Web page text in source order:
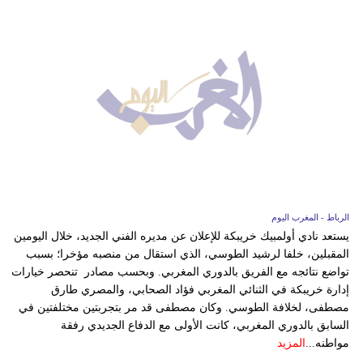
الرباط - المغرب اليوم
يستعد نادي أولمبيك خريبكة للإعلان عن مديره الفني الجديد، خلال اليومين
المقبلين، خلفا لرشيد الطوسي، الذي استقال من منصبه مؤخرا؛ بسبب
تواضع نتائجه مع الفريق بالدوري المغربي. وبحسب مصادر تنحصر خيارات
إدارة خريبكة في الثنائي المغربي فؤاد الصحابي، والمصري طارق
مصطفى، لخلافة الطوسي. وكان مصطفى قد مر بتجربتين مختلفتين في
السابق بالدوري المغربي، كانت الأولى مع الدفاع الجديدي رفقة
مواطنه...
المزيد